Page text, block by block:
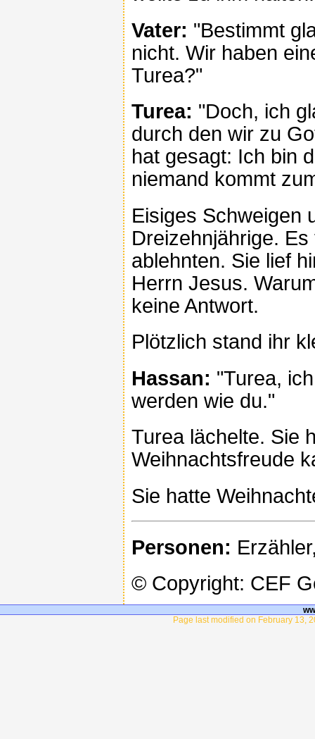
Vater: "Bestimmt
nicht. Wir haben
Turea?"
Turea: "Doch, ich
durch den wir zu
hat gesagt: Ich bin
niemand kommt
Eisiges Schweigen
Dreizehnjährige.
ablehnten. Sie lief
Herrn Jesus.
keine Antwort.
Plötzlich stand ihr
Hassan: "Turea,
werden wie du."
Turea lächelte. Sie
Weihnachtsfreude
Sie hatte
Personen:
© Copyright: CEF
Page last modified on February 13,